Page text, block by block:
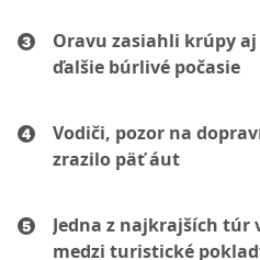
Oravu zasiahli krúpy
ďalšie búrlivé počasie
Vodiči, pozor na
zrazilo päť áut
Jedna z najkrajších túr
medzi turistické